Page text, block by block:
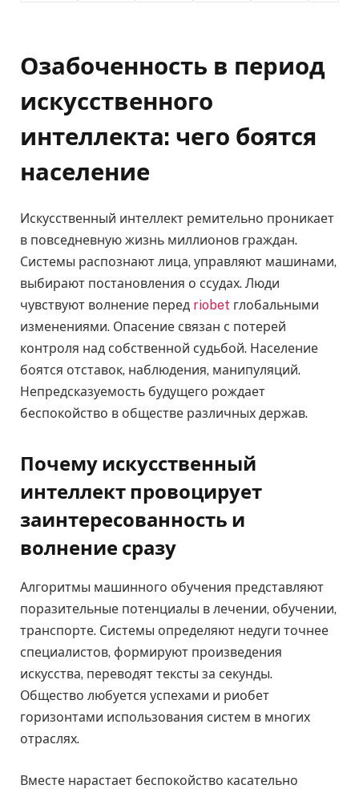
Озабоченность в период
искусственного
интеллекта: чего боятся
население
Искусственный интеллект ремительно проникает
в повседневную жизнь миллионов граждан.
Системы распознают лица, управляют машинами,
выбирают постановления о ссудах. Люди
чувствуют волнение перед riobet глобальными
изменениями. Опасение связан с потерей
контроля над собственной судьбой. Население
боятся отставок, наблюдения, манипуляций.
Непредсказуемость будущего рождает
беспокойство в обществе различных держав.
Почему искусственный
интеллект провоцирует
заинтересованность и
волнение сразу
Алгоритмы машинного обучения представляют
поразительные потенциалы в лечении, обучении,
транспорте. Системы определяют недуги точнее
специалистов, формируют произведения
искусства, переводят тексты за секунды.
Общество любуется успехами и риобет
горизонтами использования систем в многих
отраслях.
Вместе нарастает беспокойство касательно